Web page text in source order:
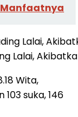
Manfaatnya
Lalai,
Wita,
suka, 146